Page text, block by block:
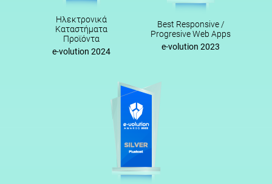
Ηλεκτρονικά
Καταστήματα
Προϊόντα
e-volution 2024
Best Responsive /
Progresive Web Apps
e-volution 2023